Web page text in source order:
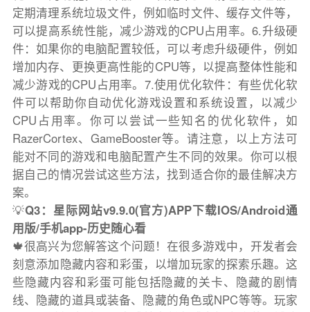
定期清理系统垃圾文件，例如临时文件、缓存文件等，
可以提高系统性能，减少游戏的CPU占用率。6.升级硬
件：如果你的电脑配置较低，可以考虑升级硬件，例如
增加内存、更换更高性能的CPU等，以提高整体性能和
减少游戏的CPU占用率。7.使用优化软件：有些优化软
件可以帮助你自动优化游戏设置和系统设置，以减少
CPU占用率。你可以尝试一些知名的优化软件，如
RazerCortex、GameBooster等。请注意，以上方法可
能对不同的游戏和电脑配置产生不同的效果。你可以根
据自己的情况尝试这些方法，找到适合你的最佳解决方
案。
💡Q3：星际网站v9.9.0(官方)APP下载IOS/Android通
用版/手机app-历史随心看
🍁很高兴为您解答这个问题！在很多游戏中，开发者会
刻意添加隐藏内容和彩蛋，以增加玩家的探索乐趣。这
些隐藏内容和彩蛋可能包括隐藏的关卡、隐藏的剧情
线、隐藏的道具或装备、隐藏的角色或NPC等等。玩家